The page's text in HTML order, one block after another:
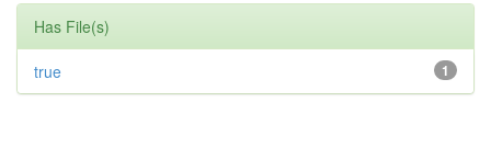
Has File(s)
1
true